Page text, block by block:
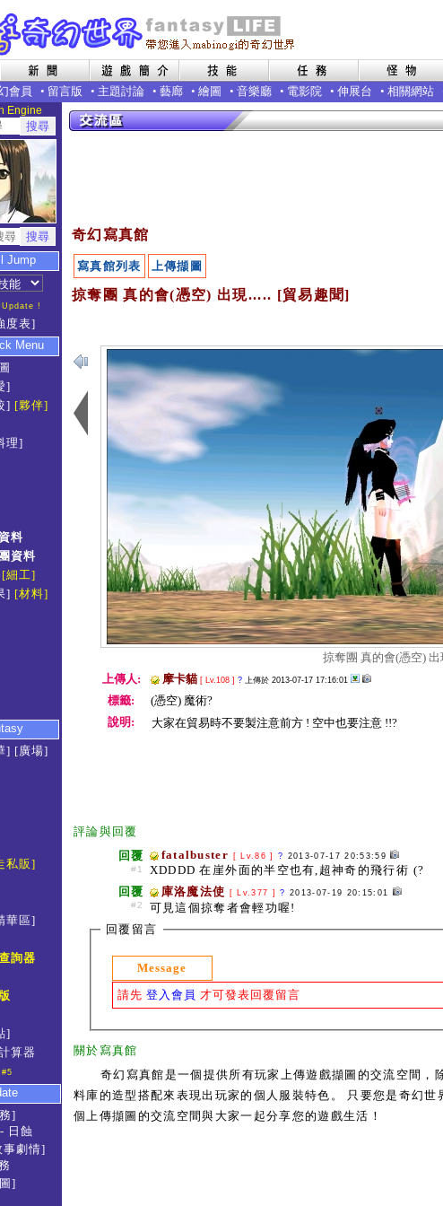
會員 • 留言版 • 主題討論 • 藝廊 • 繪圖 • 音樂廳 • 電影院 • 伸展台 • 相關網站
Engine
Jump
Update !
度表]
Menu
]
] [夥伴]
理]
料
資料
[細工]
] [材料]
] [廣場]
私販]
華區]
詢器
]
算器
#5
]
日蝕
劇情]
]
奇幻寫真館
寫真館列表 上傳擷圖
掠奪團 真的會(憑空) 出現..... [貿易趣聞]
掠奪團 真的會(憑空) 出
上傳人: 摩卡貓 [ Lv.108 ] ? 上傳於 2013-07-17 17:16:01
標籤:
(憑空) 魔術?
說明:
大家在貿易時不要製注意前方 ! 空中也要注意 !!?
評論與回覆
回覆
#1
fatalbuster [ Lv.86 ] ? 2013-07-17 20:53:59
XDDDD 在崖外面的半空也有,超神奇的飛行術 (?
回覆
#2
庫洛魔法使 [ Lv.377 ]? 2013-07-19 20:15:01
可見這個掠奪者會輕功喔!
回覆留言
Message
請先 登入會員 才可發表回覆留言
關於寫真館
奇幻寫真館是一個提供所有玩家上傳遊戲擷圖的交流空間，
料庫的造型搭配來表現出玩家的個人服裝特色。 只要您是奇幻
個上傳擷圖的交流空間與大家一起分享您的遊戲生活！